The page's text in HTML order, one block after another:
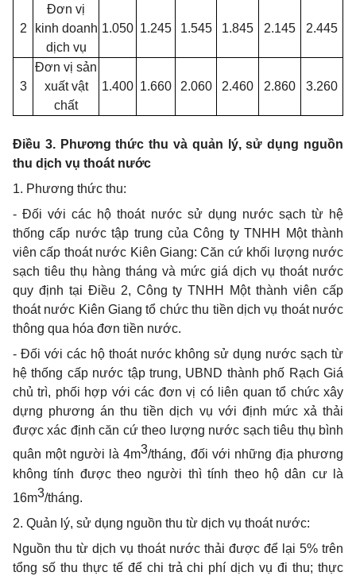
2
Đơn vị
kinh doanh
dịch vụ
1.050 1.245 1.545 1.845 2.145 2.445
3
Đơn vị sản
xuất vật
chất
1.400 1.660 2.060 2.460 2.860 3.260
Điều 3. Phương thức thu và quản lý, sử dụng nguồn
thu dịch vụ thoát nước
1. Phương thức thu:
- Đối với các hộ thoát nước sử dụng nước sạch từ hệ
thống cấp nước tập trung của Công ty TNHH Một thành
viên cấp thoát nước Kiên Giang: Căn cứ khối lượng nước
sạch tiêu thụ hàng tháng và mức giá dịch vụ thoát nước
quy định tại Điều 2, Công ty TNHH Một thành viên cấp
thoát nước Kiên Giang tổ chức thu tiền dịch vụ thoát nước
thông qua hóa đơn tiền nước.
- Đối với các hộ thoát nước không sử dụng nước sạch từ
hệ thống cấp nước tập trung, UBND thành phố Rạch Giá
chủ trì, phối hợp với các đơn vị có liên quan tổ chức xây
dựng phương án thu tiền dịch vụ với định mức xả thải
được xác định căn cứ theo lượng nước sạch tiêu thụ bình
quân một người là 4m3/tháng, đối với những địa phương
không tính được theo người thì tính theo hộ dân cư là
16m3/tháng.
2. Quản lý, sử dụng nguồn thu từ dịch vụ thoát nước:
Nguồn thu từ dịch vụ thoát nước thải được để lại 5% trên
tổng số thu thực tế để chi trả chi phí dịch vụ đi thu; thực